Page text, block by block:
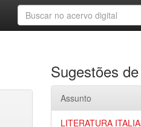
Sugestões
Assunto
LITERATURA